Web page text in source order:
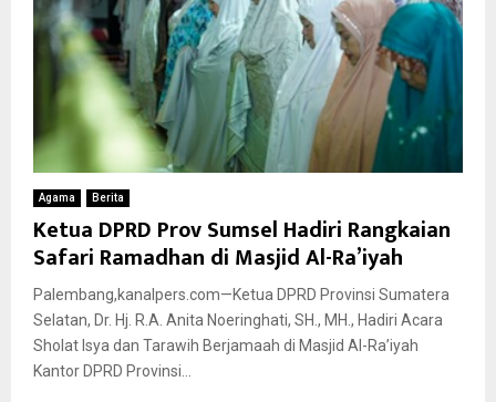
Agama Berita
Ketua DPRD Prov Sumsel Hadiri Rangkaian
Safari Ramadhan di Masjid Al-Ra’iyah
Palembang,kanalpers.com—Ketua DPRD Provinsi Sumatera
Selatan, Dr. Hj. R.A. Anita Noeringhati, SH., MH., Hadiri Acara
Sholat Isya dan Tarawih Berjamaah di Masjid Al-Ra’iyah
Kantor DPRD Provinsi...